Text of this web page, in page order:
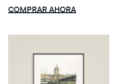
COMPRAR AHORA